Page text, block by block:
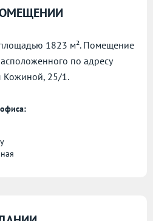
1823 м². Помещение
по адресу
Кожиной, 25/1.